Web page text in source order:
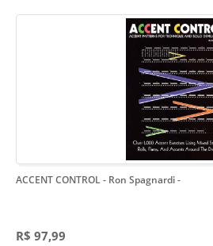
ACCENT CONTROL - Ron Spagnardi-
R$ 97,99